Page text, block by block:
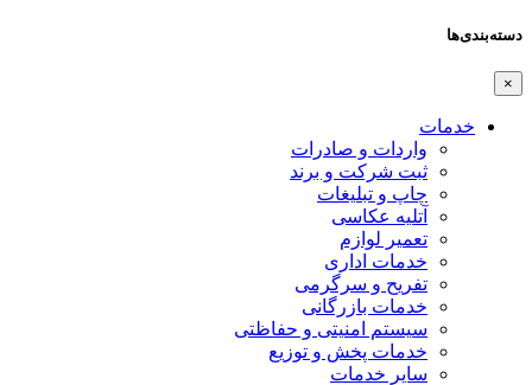
دسته‌بندی‌ها
×
خدمات
واردات و صادرات
ثبت شرکت و برند
چاپ و تبلیغات
آتلیه عکاسی
تعمیر لوازم
خدمات اداری
تفریح و سرگرمی
خدمات بازرگانی
سیستم امنیتی و حفاظتی
خدمات پخش و توزیع
سایر خدمات